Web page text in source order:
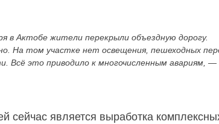
в Актобе жители перекрыли объездную дорогу.
На том участке нет освещения, пешеходных
Всё это приводило к многочисленным авариям, —
сейчас является выработка